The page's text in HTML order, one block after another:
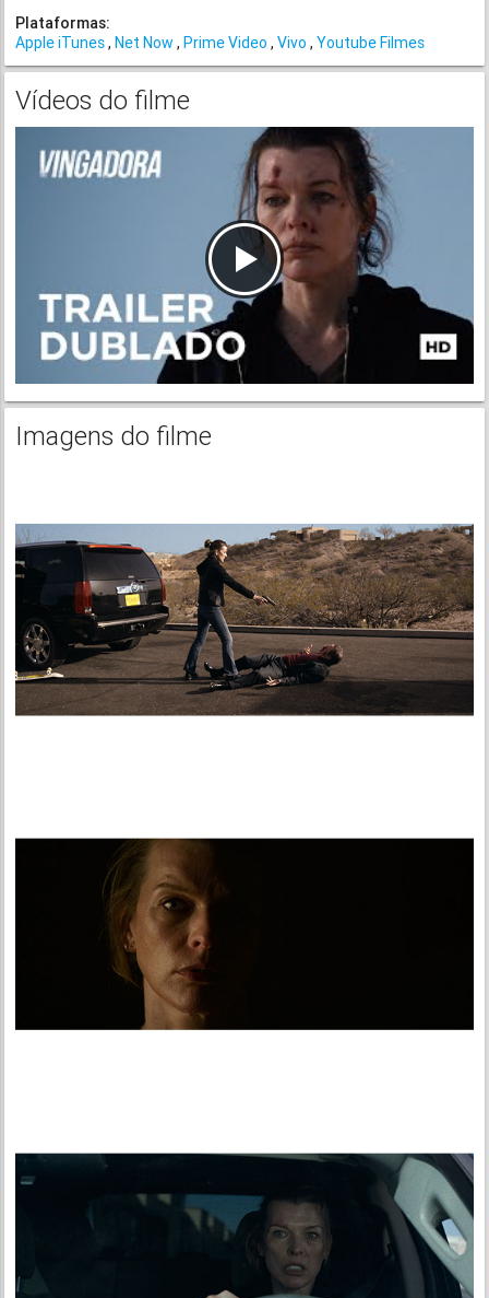
Plataformas:
Apple iTunes Net Now Prime Video Vivo Youtube Filmes
Vídeos do filme
Imagens do filme